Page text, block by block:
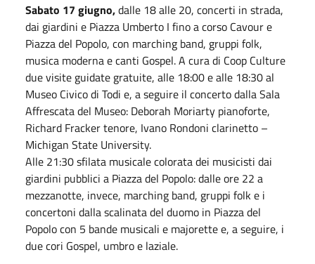
Sabato 17 giugno,dalle 18 alle 20, concerti in strada,
dai giardini e Piazza Umberto I fino a corso Cavour e
Piazza del Popolo, con marching band, gruppi folk,
musica moderna e canti Gospel. A cura di Coop Culture
due visite guidate gratuite, alle 18:00 e alle 18:30 al
Museo Civico di Todi e, a seguire il concerto dalla Sala
Affrescata del Museo: Deborah Moriarty pianoforte,
Richard Fracker tenore, Ivano Rondoni clarinetto –
Michigan State University.
Alle 21:30 sfilata musicale colorata dei musicisti dai
giardini pubblici a Piazza del Popolo: dalle ore 22 a
mezzanotte, invece, marching band, gruppi folk e i
concertoni dalla scalinata del duomo in Piazza del
Popolo con 5 bande musicali e majorette e, a seguire, i
due cori Gospel, umbro e laziale.